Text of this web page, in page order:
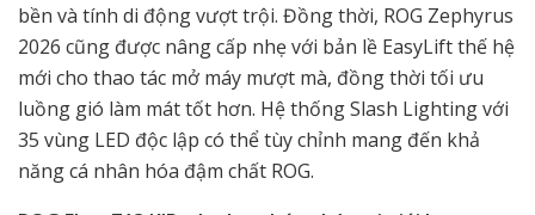
bền và tính di động vượt trội. Đồng thời, ROG Zephyrus
2026 cũng được nâng cấp nhẹ với bản lề EasyLift thế hệ
mới cho thao tác mở máy mượt mà, đồng thời tối ưu
luồng gió làm mát tốt hơn. Hệ thống Slash Lighting với
35 vùng LED độc lập có thể tùy chỉnh mang đến khả
năng cá nhân hóa đậm chất ROG.